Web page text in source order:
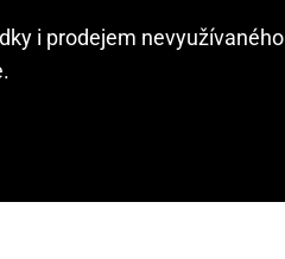
i prodejem nevyužívaného